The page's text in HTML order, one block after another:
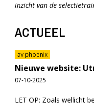
inzicht van de
ACTUEEL
av phoenix
Nieuwe website:
07-10-2025
LET OP: Zoals wellicht